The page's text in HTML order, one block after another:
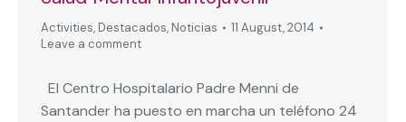
Activities, Destacados, Noticias
11 August, 2014
Leave a comment
El Centro Hospitalario Padre Menni de
Santander ha puesto en marcha un teléfono 24